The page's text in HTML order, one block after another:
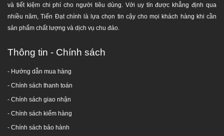
Nên lắp đặt trên mặt phẳng hoặc trên nền bê tông
vững chắc.
dầm chịu lực cho trần nhà).
Không nên lắp đặt gần mép lan can, sát tường hoặc
gần lối đi lại, tránh lắp đặt tại nơi có nhiều người qua
Bồn nước cần được định vị bằng bulông sao cho
thật vững chắc giữa chân với nền nhà và phải dùng
lắp bulông để liên kết giữa chân và thân bồn.
và tiết kiệm chi phí cho người tiêu dùng. Với uy tín được khẳng định qua
nhiều năm, Tiến Đạt chính là lựa chọn tin cậy cho mọi khách hàng khi cần
sản phẩm chất lượng và dịch vụ chu đáo.
Thông tin - Chính sách
- Hướng dẫn mua hàng
- Chính sách thanh toán
- Chính sách giao nhận
- Chính sách kiểm hàng
- Chính sách bảo hành